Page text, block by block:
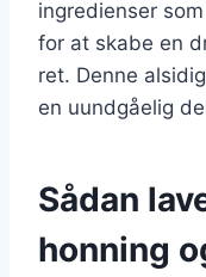
ingredienser
for at skabe en
ret. Denne
en uundgåelig
Sådan
honning